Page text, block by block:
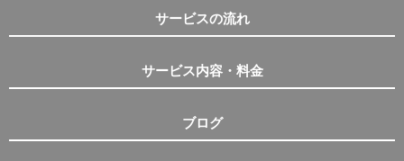
サービスの流れ
サービス内容・料金
ブログ